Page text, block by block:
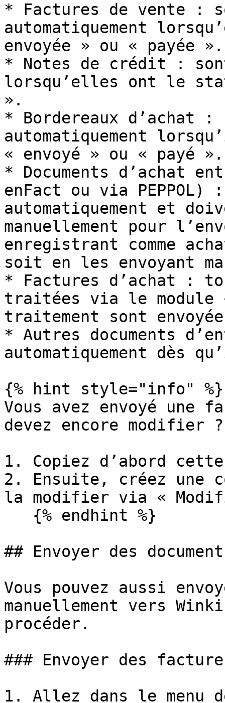
* Factures de vente :
automatiquement
envoyée » ou « payée ».
* Notes de crédit : sont
lorsqu’elles ont le
».
* Bordereaux d’achat :
automatiquement
« envoyé » ou « payé ».
* Documents d’achat
enFact ou via
automatiquement et
manuellement pour
enregistrant comme
soit en les envoyant
* Factures d’achat :
traitées via le
traitement sont
* Autres documents
automatiquement dès
{% hint style="info" %}
Vous avez envoyé une
devez encore modifier ?
1. Copiez d’abord
2. Ensuite, créez une
la modifier via «
## Envoyer des
Vous pouvez aussi
manuellement vers
procéder.
### Envoyer des
1. Allez dans le menu